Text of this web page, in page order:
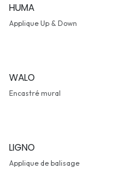
HUMA
Applique Up & Down
WALO
Encastré mural
LIGNO
Applique de balisage